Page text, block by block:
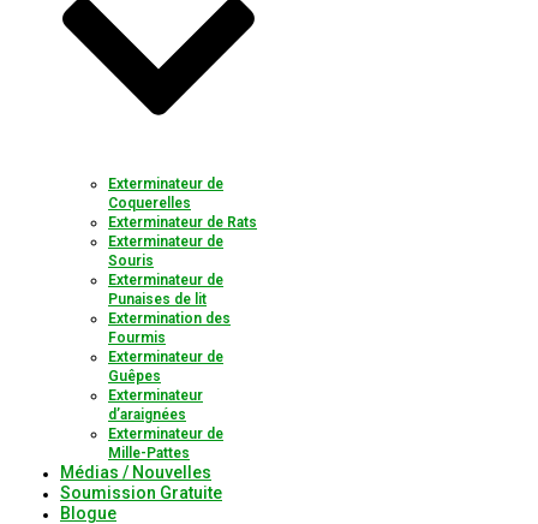
Exterminateur de
Coquerelles
Exterminateur de Rats
Exterminateur de
Souris
Exterminateur de
Punaises de lit
Extermination des
Fourmis
Exterminateur de
Guêpes
Exterminateur
d’araignées
Exterminateur de
Mille-Pattes
Médias / Nouvelles
Soumission Gratuite
Blogue